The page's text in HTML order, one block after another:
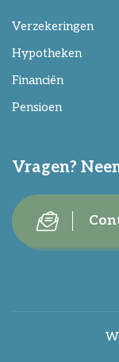
Verzekeringen
Hypotheken
Financiën
Pensioen
Vragen?